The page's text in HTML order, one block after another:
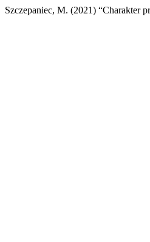
Szczepaniec, M. (2021) “Charakter